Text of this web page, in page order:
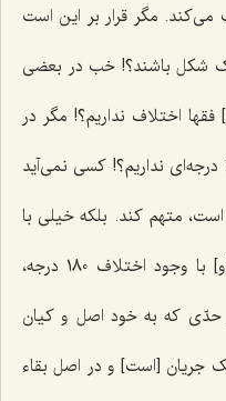
مگر قرار بر این است
شکل باشند؟! خب در بعضی
اختلاف نداریم؟! مگر در
فقه اختلاف نداریم؟! مگر اختلاف 180 درجه‌ای نداریم؟! کسی نمی‌آ‌ید
متهم کند. بلکه خیلی با
مسالمت از کنار قضیّه رد می‌شویم [و] با وجود اختلاف 180 درجه،
حدّی که به خود اصل و کیان
جریان [است] و در اصل بقاء